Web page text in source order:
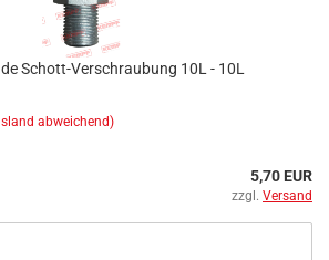
Schott-Verschraubung 10L - 10L
abweichend)
5,70 EUR
zzgl. Versand